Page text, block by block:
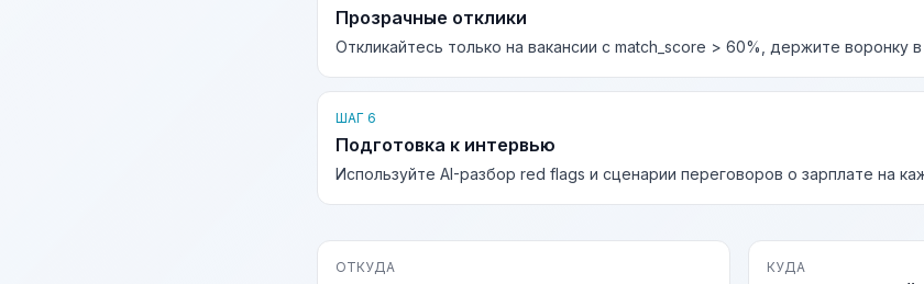
Прозрачные отклики
Откликайтесь только на вакансии с match_score > 60%, держите воронку в
ШАГ 6
Подготовка к интервью
Используйте AI-разбор red flags и сценарии переговоров о зарплате на
ОТКУДА КУДА